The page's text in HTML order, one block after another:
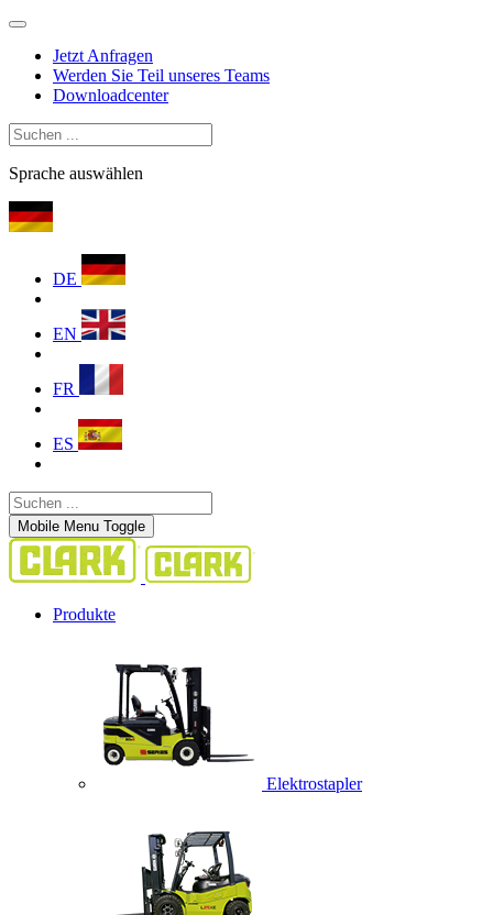
Jetzt Anfragen
Werden Sie Teil unseres Teams
Downloadcenter
Sprache auswählen
DE
EN
FR
ES
Mobile Menu Toggle
Produkte
Elektrostapler